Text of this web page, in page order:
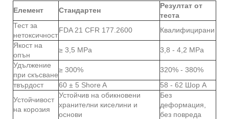
Елемент Стандартен
Резултат от
теста
Тест за
нетоксичност
FDA 21 CFR 177.2600
Квалифицирани
Якост на
опън
≥ 3,5 MPa
3,8 - 4,2 MPa
Удължение
при скъсване
≥ 300%
320% - 380%
твърдост
60 ± 5 Shore A
58 - 62 Шор А
Устойчивост
на корозия
Устойчив на обикновени
хранителни киселини и
основи
Без
деформация,
без повреда